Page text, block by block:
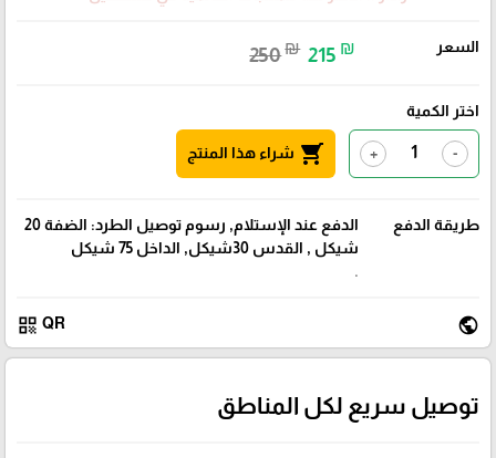
السعر 250₪ 215 ₪
اختر الكمية
-
+
shopping_cart شراء هذا المنتج
طريقة الدفع
الدفع عند الإستلام, رسوم توصيل الطرد: الضفة 20
شيكل , القدس 30شيكل, الداخل 75 شيكل
.
public
QR
qr_code
توصيل سريع لكل المناطق